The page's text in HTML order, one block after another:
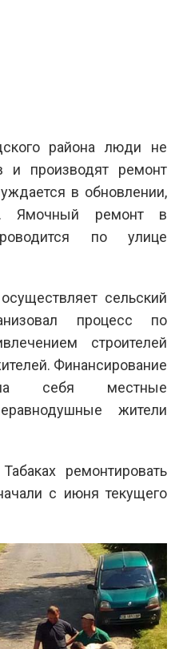
района люди не
и производят ремонт
в обновлении,
Ямочный ремонт в
по улице
сельский
процесс по
строителей
Финансирование
себя местные
жители
ремонтировать
с июня текущего